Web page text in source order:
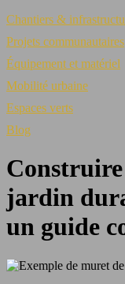
Chantiers &
Projets communautaires
Équipement et matériel
Mobilité urbaine
Espaces verts
Blog
jardin
un guide